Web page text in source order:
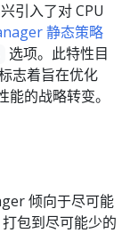
引入了对 CPU
静态策略
选项。此特性目
志着旨在优化
的战略转变。
倾向于尽可能
包到尽可能少的